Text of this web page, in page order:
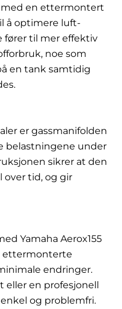
med en ettermontert
å optimere luft-
fører til mer effektiv
noe som
en tank samtidig
er gassmanifolden
belastningene under
sikrer at den
over tid, og gir
Yamaha Aerox155
ettermonterte
endringer.
en profesjonell
og problemfri.